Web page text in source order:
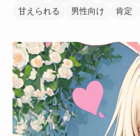
甘えられる
男性向け 肯定